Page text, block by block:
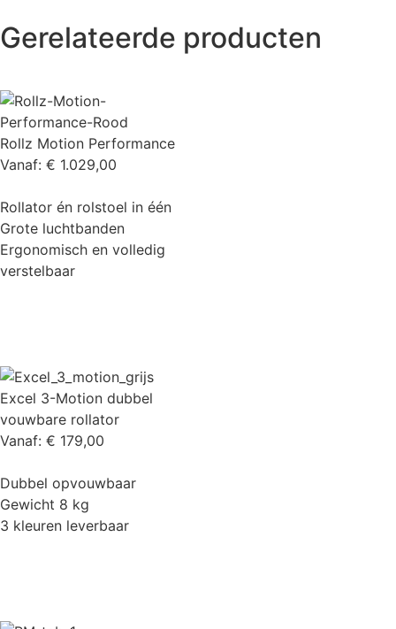
Gerelateerde producten
Rollz Motion Performance
Vanaf: € 1.029,00
Rollator én rolstoel in één
Grote luchtbanden
Ergonomisch en volledig
verstelbaar
Excel 3-Motion dubbel
vouwbare rollator
Vanaf: € 179,00
Dubbel opvouwbaar
Gewicht 8 kg
3 kleuren leverbaar